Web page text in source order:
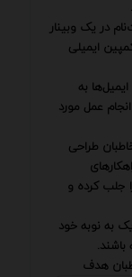
در یک وبینار
ایمیلی
به
عمل مورد
طراحی
جلب کرده و
به نوبه خود
باشند.
هدف